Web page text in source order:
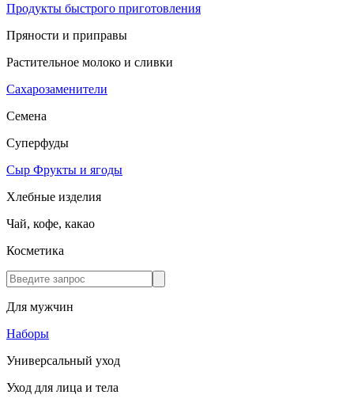
Продукты быстрого приготовления
Пряности и приправы
Растительное молоко и сливки
Сахарозаменители
Семена
Суперфуды
Сыр Фрукты и ягоды
Хлебные изделия
Чай, кофе, какао
Косметика
Для мужчин
Наборы
Универсальный уход
Уход для лица и тела